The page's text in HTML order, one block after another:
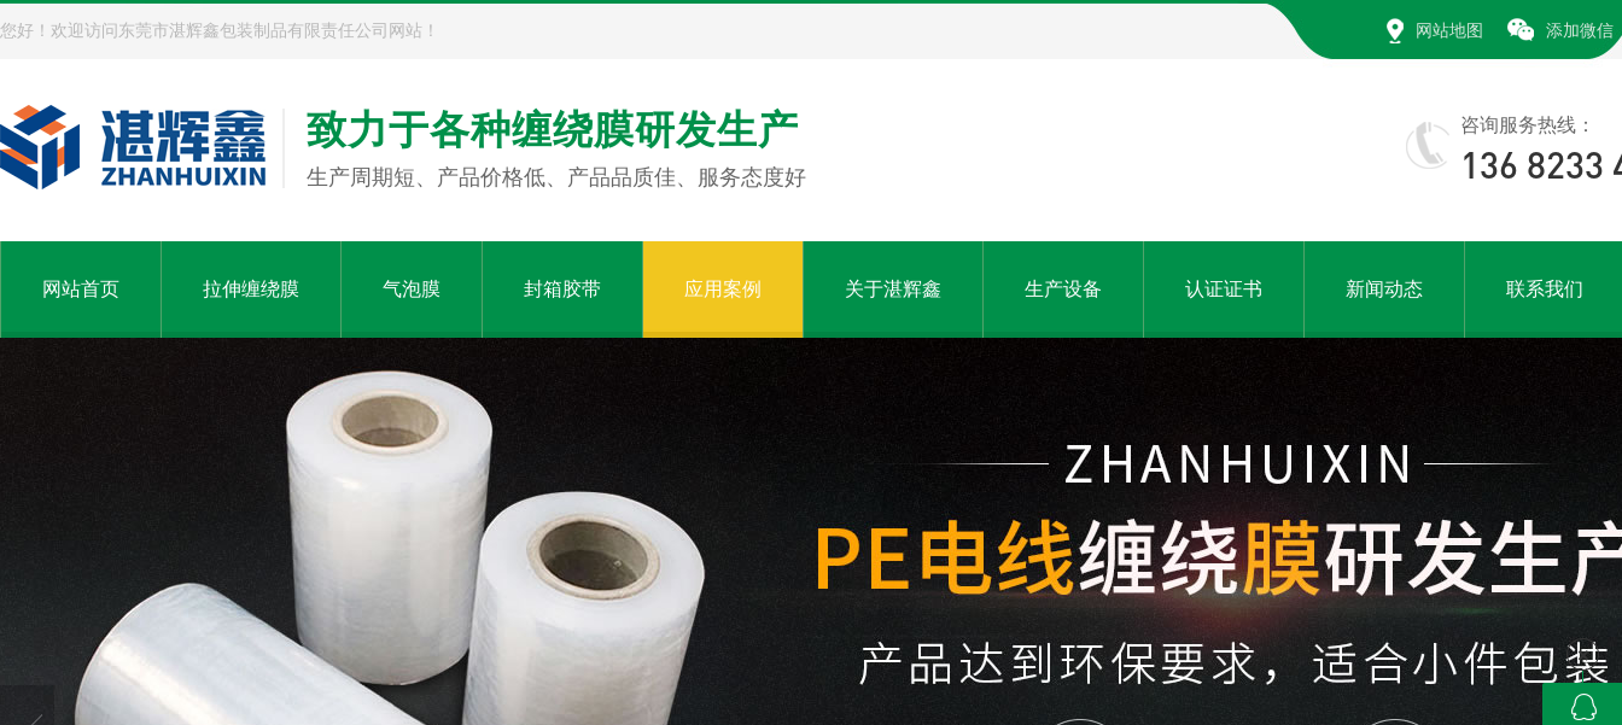
您好！欢迎访问东莞市湛辉鑫包装制品有限责任公司网站！ 网站地图 添加微信
致力于各种缠绕膜研发生产
生产周期短、产品价格低、产品品质佳、服务态度好
咨询服务热线：
136 8233
网站首页 拉伸缠绕膜 气泡膜 封箱胶带 应用案例 关于湛辉鑫 生产设备 认证证书 新闻动态 联系我们